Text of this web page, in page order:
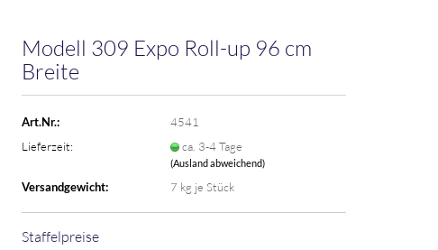
Mo­dell 309 Expo Roll-​up 96 cm
Brei­te
Art.Nr.:
4541
Lieferzeit:
ca. 3-4 Tage
(Ausland abweichend)
Versandgewicht: 7 kg je Stück
Staffelpreise